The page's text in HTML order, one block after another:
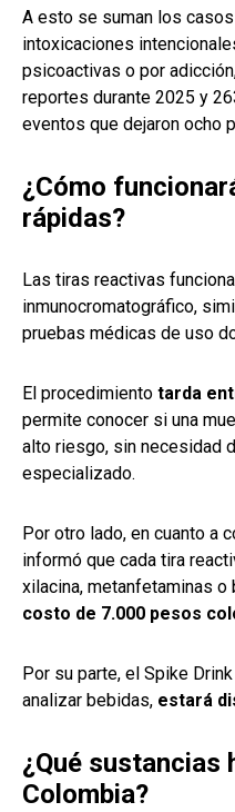
A esto se suman los
intoxicaciones
psicoactivas o por
reportes durante 2025 y
eventos que dejaron ocho
¿Cómo
rápidas?
Las tiras reactivas
inmunocromatográfico,
pruebas médicas de uso
El procedimiento tarda
permite conocer si una
alto riesgo, sin necesidad
especializado.
Por otro lado, en cuanto a
informó que cada tira
xilacina, metanfetaminas o
costo de 7.000 pesos
Por su parte, el Spike
analizar bebidas, estará
¿Qué sustancias
Colombia?